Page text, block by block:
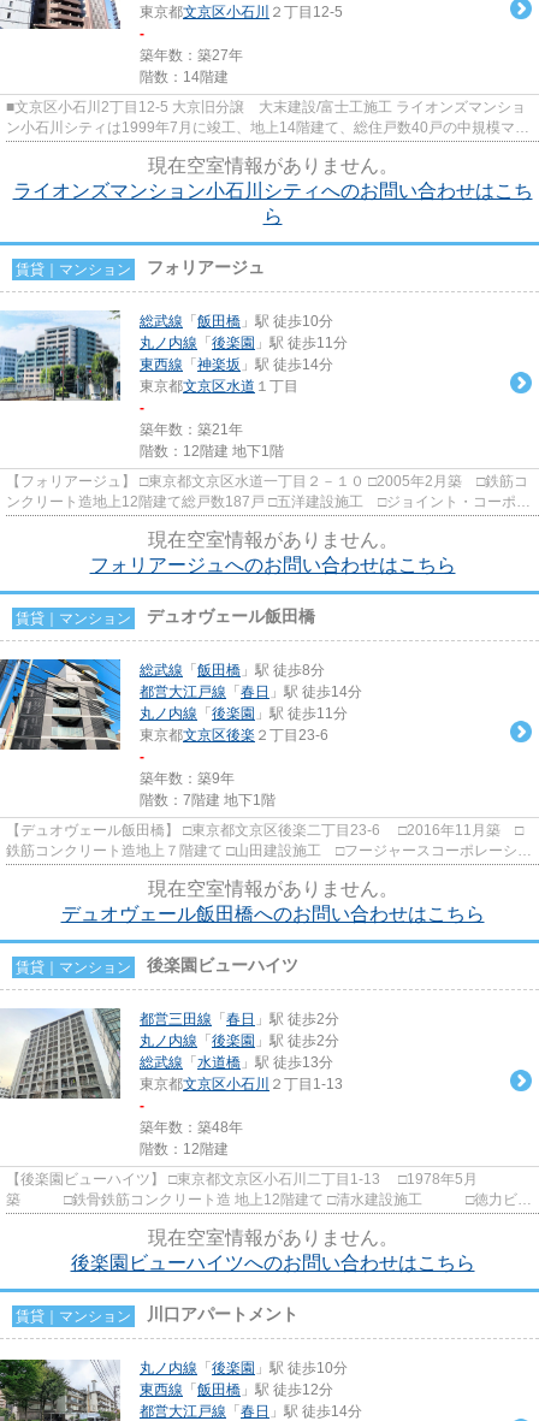
東京都文京区小石川 ２丁目12-5
-
築年数：築27年
階数：14階建
■文京区小石川2丁目12-5 大京旧分譲 大末建設/富士工施工 ライオンズマンショ
ン小石川シティは1999年7月に竣工、地上14階建て、総住戸数40戸の中規模マン
現在空室情報がありません。
ライオンズマンション小石川シティへのお問い合わせはこち
ら
賃貸｜マンション フォリアージュ
総武線 「 飯田橋 」駅 徒歩10分
丸ノ内線 「 後楽園 」駅 徒歩11分
東西線 「 神楽坂 」駅 徒歩14分
東京都文京区水道 １丁目
-
築年数：築21年
階数：12階建 地下1階
【フォリアージュ】 □東京都文京区水道一丁目２－１０ □2005年2月築 □鉄筋コ
ンクリート造地上12階建て総戸数187戸 □五洋建設施工 □ジョイント・コーポレ
現在空室情報がありません。
フォリアージュへのお問い合わせはこちら
賃貸｜マンション デュオヴェール飯田橋
総武線 「 飯田橋 」駅 徒歩8分
都営大江戸線 「 春日 」駅 徒歩14分
丸ノ内線 「 後楽園 」駅 徒歩11分
東京都文京区後楽 ２丁目23-6
-
築年数：築9年
階数：7階建 地下1階
【デュオヴェール飯田橋】 □東京都文京区後楽二丁目23-6 □2016年11月築 □
鉄筋コンクリート造地上７階建て □山田建設施工 □フージャースコーポレーショ
現在空室情報がありません。
デュオヴェール飯田橋へのお問い合わせはこちら
賃貸｜マンション 後楽園ビューハイツ
都営三田線 「 春日 」駅 徒歩2分
丸ノ内線 「 後楽園 」駅 徒歩2分
総武線 「 水道橋 」駅 徒歩13分
東京都文京区小石川 ２丁目1-13
-
築年数：築48年
階数：12階建
【後楽園ビューハイツ】 □東京都文京区小石川二丁目1-13 □1978年5月
築 □鉄骨鉄筋コンクリート造 地上12階建て □清水建設施工 □徳力ビル
現在空室情報がありません。
後楽園ビューハイツへのお問い合わせはこちら
賃貸｜マンション 川口アパートメント
丸ノ内線 「 後楽園 」駅 徒歩10分
東西線 「 飯田橋 」駅 徒歩12分
都営大江戸線 「 春日 」駅 徒歩14分